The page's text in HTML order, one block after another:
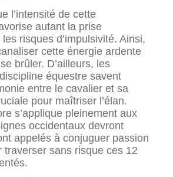
l’intensité de cette
autant la prise
les risques d’impulsivité. Ainsi,
cette énergie ardente
brûler. D’ailleurs, les
équestre savent
entre le cavalier et sa
pour maîtriser l’élan.
s’applique pleinement aux
occidentaux devront
appelés à conjuguer passion
traverser sans risque ces 12